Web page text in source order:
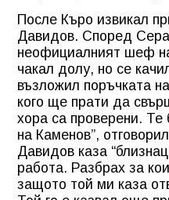
После Къро извикал
Давидов. Според
неофициалният шеф
чакал долу, но се
възложил поръчката
кого ще прати да
хора са проверени.
на Каменов”,
Давидов каза
работа. Разбрах за
защото той ми каза